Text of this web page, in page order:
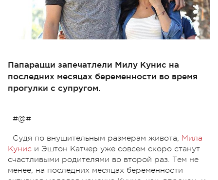
Папарацци запечатлели Милу Кунис на
последних месяцах беременности во время
прогулки с супругом.
#@#
Судя по внушительным размерам живота, Мила
Кунис и Эштон Катчер уже совсем скоро станут
счастливыми родителями во второй раз. Тем не
менее, на последних месяцах беременности